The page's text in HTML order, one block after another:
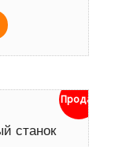
Продан
станок